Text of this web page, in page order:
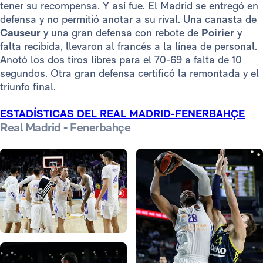
tener su recompensa. Y así fue. El Madrid se entregó en
defensa y no permitió anotar a su rival. Una canasta de
Causeur y una gran defensa con rebote de Poirier y
falta recibida, llevaron al francés a la línea de personal.
Anotó los dos tiros libres para el 70-69 a falta de 10
segundos. Otra gran defensa certificó la remontada y el
triunfo final.
ESTADÍSTICAS DEL REAL MADRID-FENERBAHÇE
Real Madrid - Fenerbahçe